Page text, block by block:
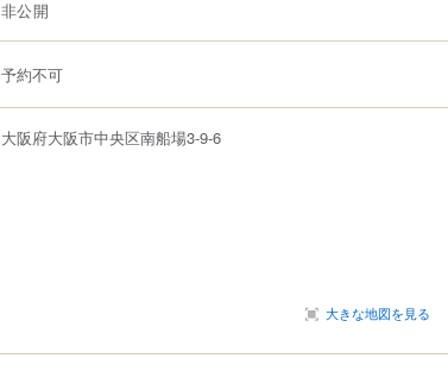
非公開
予約不可
大阪府大阪市中央区南船場3-9-6
大きな地図を見る